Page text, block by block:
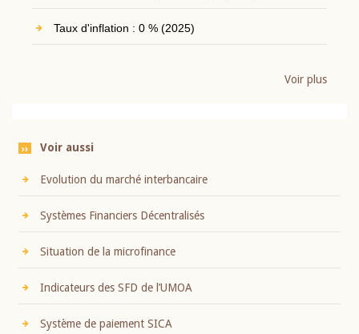
Taux d'inflation : 0 % (2025)
Voir plus
Voir aussi
Evolution du marché interbancaire
Systèmes Financiers Décentralisés
Situation de la microfinance
Indicateurs des SFD de l’UMOA
Système de paiement SICA